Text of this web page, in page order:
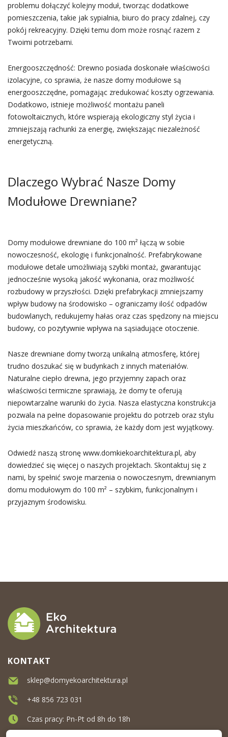
problemu dołączyć kolejny moduł, tworząc dodatkowe
pomieszczenia, takie jak sypialnia, biuro do pracy zdalnej, czy
pokój rekreacyjny. Dzięki temu dom może rosnąć razem z
Twoimi potrzebami.
Energooszczędność: Drewno posiada doskonałe właściwości
izolacyjne, co sprawia, że nasze domy modułowe są
energooszczędne, pomagając zredukować koszty ogrzewania.
Dodatkowo, istnieje możliwość montażu paneli
fotowoltaicznych, które wspierają ekologiczny styl życia i
zmniejszają rachunki za energię, zwiększając niezależność
energetyczną.
Dlaczego Wybrać Nasze Domy
Modułowe Drewniane?
Domy modułowe drewniane do 100 m² łączą w sobie
nowoczesność, ekologię i funkcjonalność. Prefabrykowane
modułowe detale umożliwiają szybki montaż, gwarantując
jednocześnie wysoką jakość wykonania, oraz możliwość
rozbudowy w przyszłości. Dzięki prefabrykacji zmniejszamy
wpływ budowy na środowisko – ograniczamy ilość odpadów
budowlanych, redukujemy hałas oraz czas spędzony na miejscu
budowy, co pozytywnie wpływa na sąsiadujące otoczenie.
Nasze drewniane domy tworzą unikalną atmosferę, której
trudno doszukać się w budynkach z innych materiałów.
Naturalne ciepło drewna, jego przyjemny zapach oraz
właściwości termiczne sprawiają, że domy te oferują
niepowtarzalne warunki do życia. Nasza elastyczna konstrukcja
pozwala na pełne dopasowanie projektu do potrzeb oraz stylu
życia mieszkańców, co sprawia, że każdy dom jest wyjątkowy.
Odwiedź naszą stronę www.domkiekoarchitektura.pl, aby
dowiedzieć się więcej o naszych projektach. Skontaktuj się z
nami, by spełnić swoje marzenia o nowoczesnym, drewnianym
domu modułowym do 100 m² – szybkim, funkcjonalnym i
przyjaznym środowisku.
KONTAKT
sklep@domyekoarchitektura.pl
+48 856 723 031
Czas pracy: Pn-Pt od 8h do 18h